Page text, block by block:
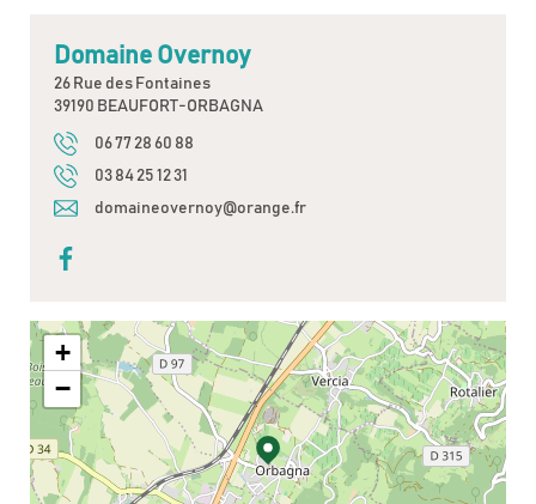
Domaine Overnoy
26 Rue des Fontaines
39190 BEAUFORT-ORBAGNA
06 77 28 60 88
03 84 25 12 31
domaineovernoy@orange.fr
+
−